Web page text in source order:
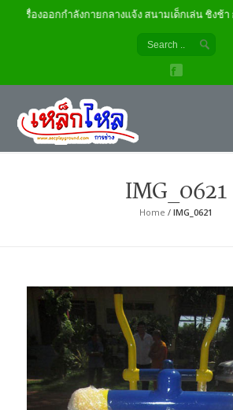
เครื่องออกกำลังกายกลางแจ้ง สนามเด็กเล่น ชิงช้า
IMG_0621
Home /IMG_0621